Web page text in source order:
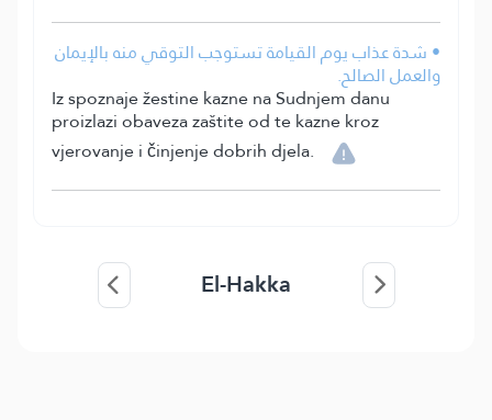
• شدة عذاب يوم القيامة تستوجب التوقي منه بالإيمان
والعمل الصالح.
Iz spoznaje žestine kazne na Sudnjem danu
proizlazi obaveza zaštite od te kazne kroz
vjerovanje i činjenje dobrih djela.
El-Hakka